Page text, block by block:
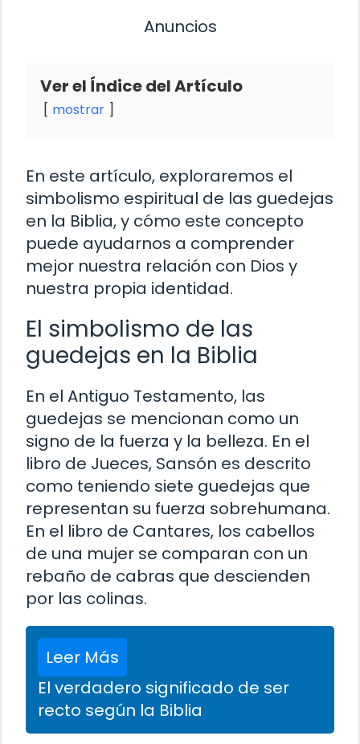
Anuncios
Ver el Índice del Artículo
mostrar
En este artículo, exploraremos el
simbolismo espiritual de las guedejas
en la Biblia, y cómo este concepto
puede ayudarnos a comprender
mejor nuestra relación con Dios y
nuestra propia identidad.
El simbolismo de las
guedejas en la Biblia
En el Antiguo Testamento, las
guedejas se mencionan como un
signo de la fuerza y la belleza. En el
libro de Jueces, Sansón es descrito
como teniendo siete guedejas que
representan su fuerza sobrehumana.
En el libro de Cantares, los cabellos
de una mujer se comparan con un
rebaño de cabras que descienden
por las colinas.
Leer Más
El verdadero significado de ser
recto según la Biblia